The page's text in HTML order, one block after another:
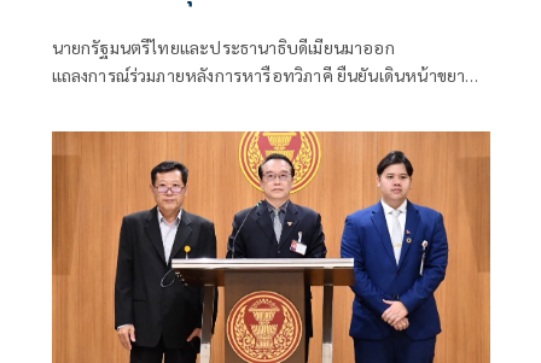
นายกรัฐมนตรีไทยและประธานาธิบดีเมียนมาออก
แถลงการณ์ร่วมภายหลังการหารือทวิภาคี ยืนยันเดินหน้าขยาย
ปราบปรามอาชญากรรมข้ามชา